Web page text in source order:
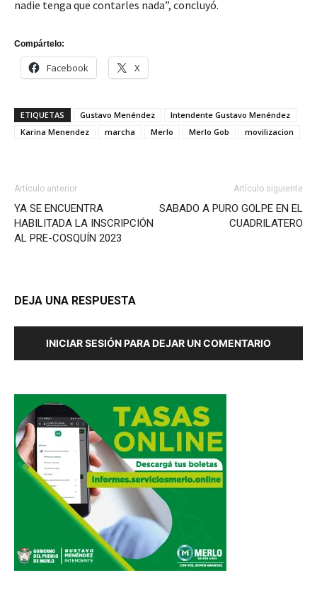
nadie tenga que contarles nada”, concluyó.
Compártelo:
Facebook X
ETIQUETAS Gustavo Menéndez
Intendente Gustavo Menéndez
Karina Menendez
marcha Merlo Merlo Gob movilizacion
Artículo anterior
YA SE ENCUENTRA
HABILITADA LA INSCRIPCIÓN
AL PRE-COSQUÍN 2023
Artículo siguiente
SABADO A PURO GOLPE EN EL
CUADRILATERO
DEJA UNA RESPUESTA
INICIAR SESIÓN PARA DEJAR UN COMENTARIO